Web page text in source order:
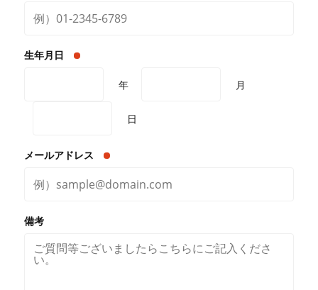
生年月日
年 月
日
メールアドレス
備考